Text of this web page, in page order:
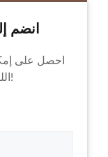
انضم
احصل على
اللياقة البدنية والتغذية لدينا!